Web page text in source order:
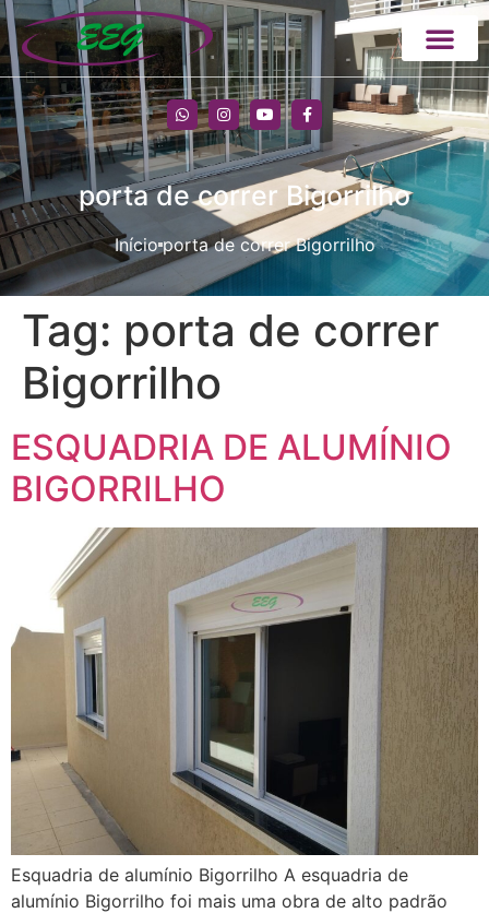
porta de correr Bigorrilho
Início porta de correr Bigorrilho
Tag: porta de correr
Bigorrilho
ESQUADRIA DE ALUMÍNIO
BIGORRILHO
Esquadria de alumínio Bigorrilho A esquadria de
alumínio Bigorrilho foi mais uma obra de alto padrão